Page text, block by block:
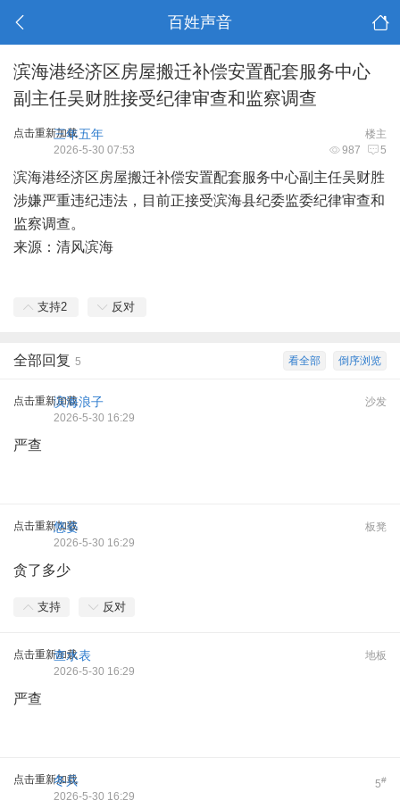
百姓声音
滨海港经济区房屋搬迁补偿安置配套服务中心
副主任吴财胜接受纪律审查和监察调查
点击重新加载 楼主
三年五年
987 5
2026-5-30 07:53
滨海港经济区房屋搬迁补偿安置配套服务中心副主任吴财胜
涉嫌严重违纪违法，目前正接受滨海县纪委监委纪律审查和
监察调查。
来源：清风滨海
支持2 反对
倒序浏览
看全部
全部回复 5
点击重新加载 沙发
滨海浪子
2026-5-30 16:29
严查
点击重新加载 板凳
悠姿
2026-5-30 16:29
贪了多少
支持 反对
点击重新加载 地板
查水表
2026-5-30 16:29
严查
点击重新加载 5#
冬兵
2026-5-30 16:29